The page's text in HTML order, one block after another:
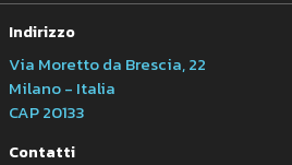
Indirizzo
Via Moretto da Brescia, 22
Milano - Italia
CAP 20133
Contatti